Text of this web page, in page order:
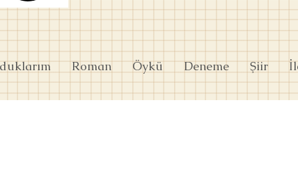
Roman Öykü Deneme Şiir